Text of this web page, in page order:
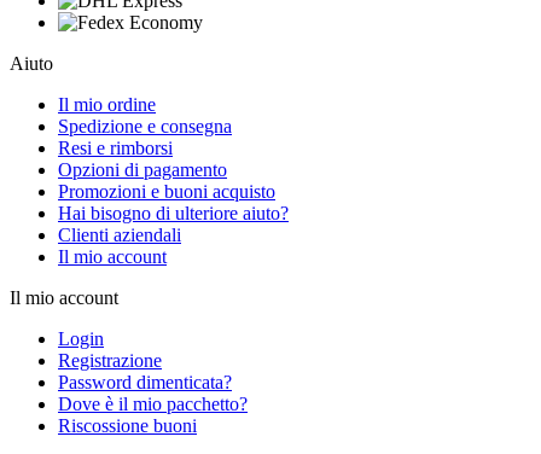
Aiuto
Il mio ordine
Spedizione e consegna
Resi e rimborsi
Opzioni di pagamento
Promozioni e buoni acquisto
Hai bisogno di ulteriore aiuto?
Clienti aziendali
Il mio account
Il mio account
Login
Registrazione
Password dimenticata?
Dove è il mio pacchetto?
Riscossione buoni